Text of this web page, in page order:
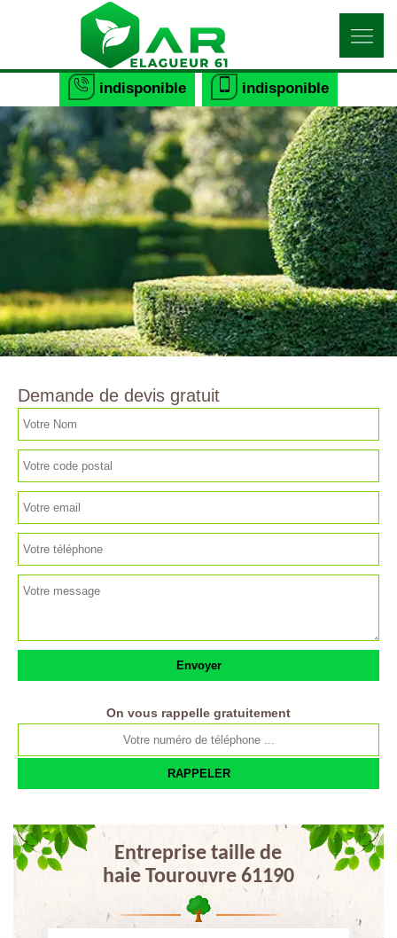
indisponible indisponible
Demande de devis gratuit
On vous rappelle gratuitement
Entreprise taille de
haie Tourouvre 61190